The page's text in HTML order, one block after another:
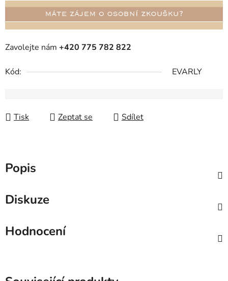
Zavolejte nám +420 775 782 822
Kód: EVARLY
Tisk Zeptat se Sdílet
Popis
Diskuze
Hodnocení